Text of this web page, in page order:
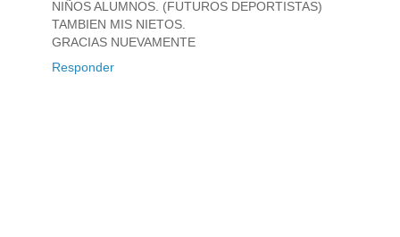
NIÑOS ALUMNOS. (FUTUROS DEPORTISTAS)
TAMBIEN MIS NIETOS.
GRACIAS NUEVAMENTE
Responder